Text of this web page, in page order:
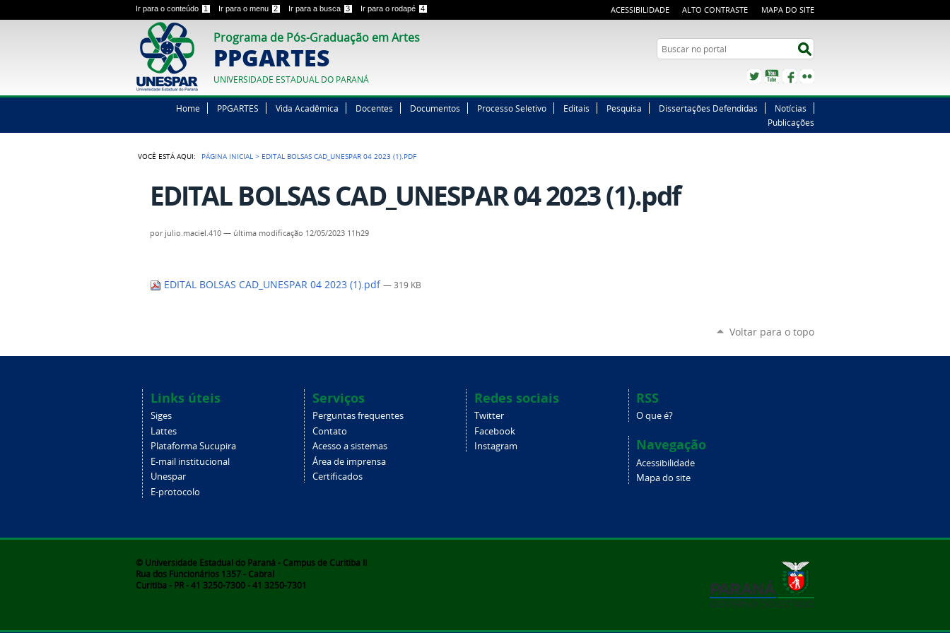
Ir para o conteúdo 1 Ir para o menu 2 Ir para a busca 3 Ir para o rodapé 4 ACESSIBILIDADE ALTO CONTRASTE MAPA DO SITE
Programa de Pós-Graduação em Artes
PPGARTES
UNIVERSIDADE ESTADUAL DO PARANÁ
Buscar no portal
TwitterYouTubeFacebook
Home PPGARTES Vida Acadêmica Docentes Documentos Processo Seletivo Editais Pesquisa Dissertações Defendidas
Notícias
Publicações
VOCÊ ESTÁ AQUI: PÁGINA INICIAL > EDITAL BOLSAS CAD_UNESPAR 04 2023 (1).PDF
EDITAL BOLSAS CAD_UNESPAR 04 2023 (1).pdf
por julio.maciel.410— última modificação 12/05/2023 11h29
EDITAL BOLSAS CAD_UNESPAR 04 2023 (1).pdf — 319 KB
Voltar para o topo
Links úteis
Siges
Lattes
Plataforma Sucupira
E-mail institucional
Unespar
E-protocolo
Serviços
Perguntas frequentes
Contato
Acesso a sistemas
Área de imprensa
Certificados
Redes sociais
Twitter
Facebook
Instagram
RSS
O que é?
Navegação
Acessibilidade
Mapa do site
© Universidade Estadual do Paraná - Campus de Curitiba II
Rua dos Funcionários 1357 - Cabral
Curitiba - PR - 41 3250-7300 - 41 3250-7301